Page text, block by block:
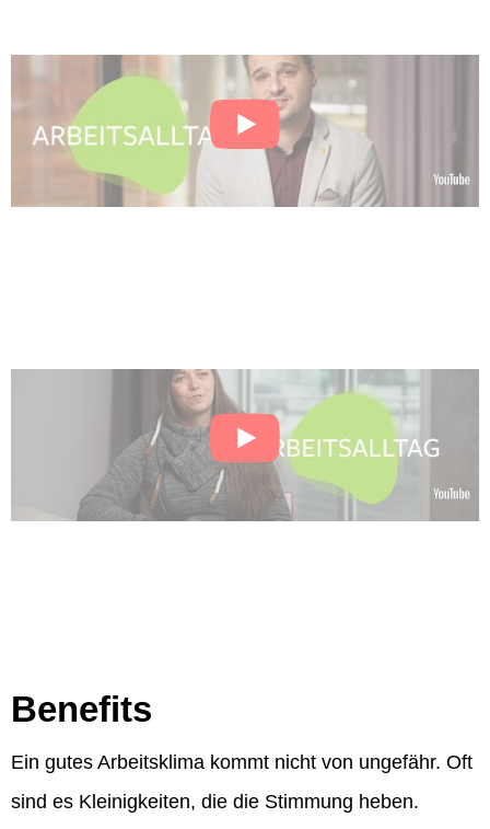
Benefits
Ein gutes Arbeitsklima kommt nicht von ungefähr. Oft
sind es Kleinigkeiten, die die Stimmung heben.